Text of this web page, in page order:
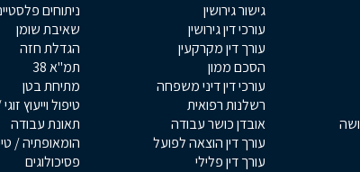
גישור גירושין
עורכי דין גירושין
עורך דין מקרקעין
הסכם ממון
עורכי דין דיני משפחה
רשלנות רפואית
אובדן כושר עבודה
עורך דין הוצאה לפועל
עורך דין פלילי
ניתוחים
שאיבת שומן
הגדלת חזה
תמ"א 38
מתיחת בטן
טיפול וייעוץ
תאונת עבודה
הומאופתיה /
פסיכולוגים